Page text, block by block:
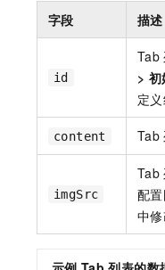
字段 描述
id
Tab
> 初
定
content Tab
imgSrc
Tab
配
中